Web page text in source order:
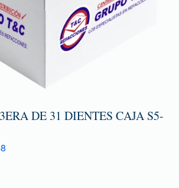
DE 31 DIENTES CAJA S5-